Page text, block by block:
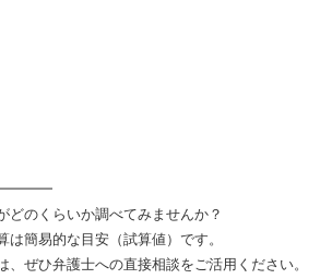
どのくらいか調べてみませんか？
簡易的な目安（試算値）です。
、ぜひ弁護士への直接相談をご活用ください。